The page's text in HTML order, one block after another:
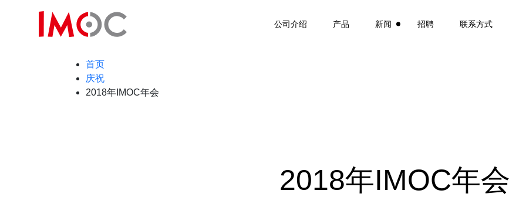
公司介绍 产品 新闻 招聘 联系方式
首页
庆祝
2018年IMOC年会
2018年IMOC年会